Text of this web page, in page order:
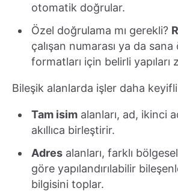
otomatik doğrular.
Özel doğrulama mı gerekli?
çalışan numarası ya da
formatları için belirli yapıları
Bileşik alanlarda işler daha
Tam isim alanları, ad, ikinci
akıllıca birleştirir.
Adres alanları, farklı
göre yapılandırılabilir
bilgisini toplar.